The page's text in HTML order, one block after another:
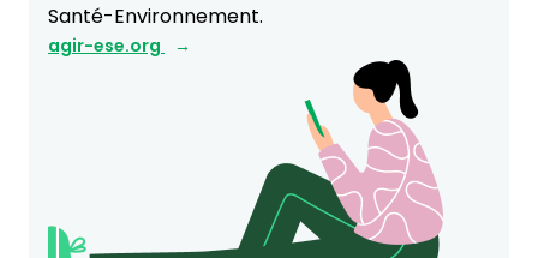
Santé-Environnement.
agir-ese.org